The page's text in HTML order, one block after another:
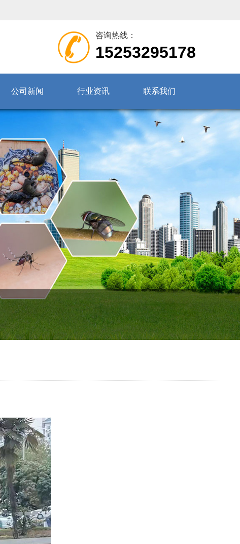
咨询热线：
15253295178
公司新闻 行业资讯 联系我们